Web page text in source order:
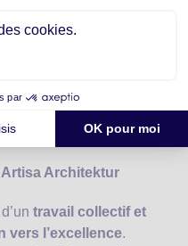
sans la
partenaires :
qualité d’entreprise
Artisa Architektur
travail collectif et
vers l’excellence.